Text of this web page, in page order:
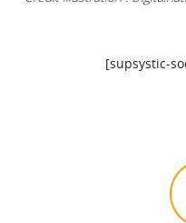
[supsystic-